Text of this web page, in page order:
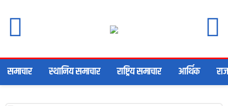
समाचार स्थानिय समाचार राष्ट्रिय समाचार आर्थिक